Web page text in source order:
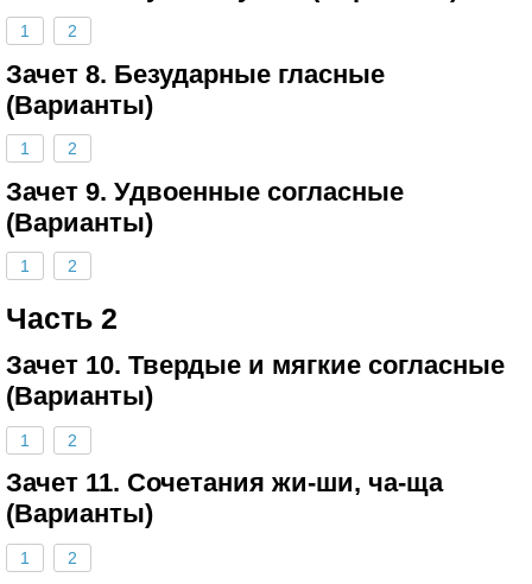
1 2
Зачет 8. Безударные гласные
(Варианты)
1 2
Зачет 9. Удвоенные согласные
(Варианты)
1 2
Часть 2
Зачет 10. Твердые и мягкие согласные
(Варианты)
1 2
Зачет 11. Сочетания жи-ши, ча-ща
(Варианты)
1 2